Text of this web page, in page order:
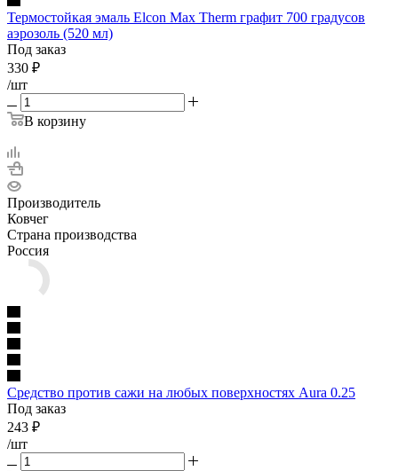
Термостойкая эмаль Elcon Max Therm графит 700 градусов
аэрозоль (520 мл)
Под заказ
330 ₽
/шт
В корзину
Производитель
Ковчег
Страна производства
Россия
Средство против сажи на любых поверхностях Aura 0.25
Под заказ
243 ₽
/шт